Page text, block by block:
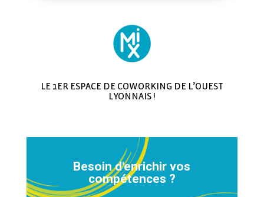
LE 1ER ESPACE DE COWORKING DE L’OUEST
LYONNAIS !
Besoin d'enrichir vos
compétences ?